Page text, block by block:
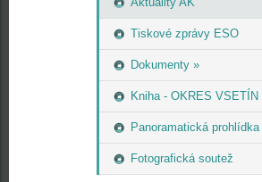
Tiskové zprávy ESO
Dokumenty »
Kniha - OKRES VSETÍN
Panoramatická prohlídka
Fotografická soutež